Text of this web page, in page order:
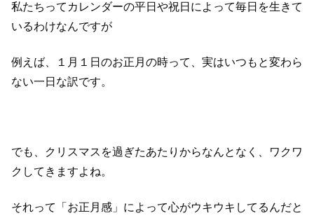
私たちってカレンダーの平日や祝日によって毎日を生きて
いるわけなんですが
例えば、１月１日のお正月の時って、実はいつもと変わら
ない一日な訳です。
でも、クリスマスを過ぎたあたりからなんとなく、ワクワ
クしてきますよね。
それって「お正月感」によって心がウキウキしてるんだと